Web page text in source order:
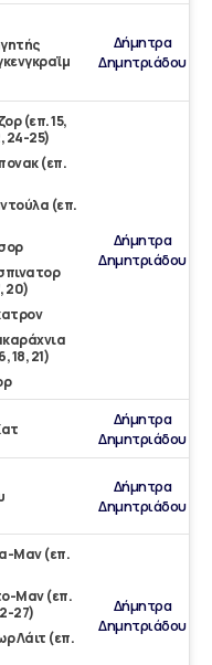
Δήμητρα
Δημητριάδου
(επ. 15,
24-25)
(επ.
(επ.
20)
18, 21)
Δήμητρα
Δημητριάδου
Δήμητρα
Δημητριάδου
Δήμητρα
Δημητριάδου
Μαν (επ.
Μαν (επ.
27)
Λάιτ (επ.
Δήμητρα
Δημητριάδου